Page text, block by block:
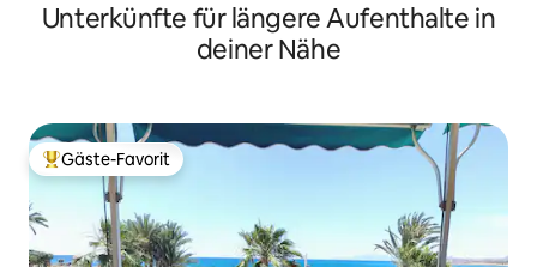
Unterkünfte für längere Aufenthalte in
deiner Nähe
Beliebter Gäste-Favorit.
Gäste-Favorit